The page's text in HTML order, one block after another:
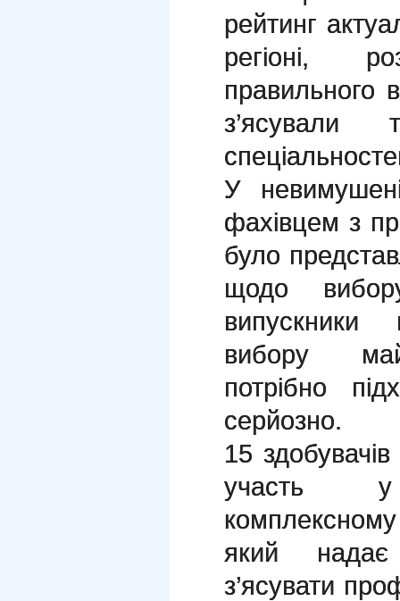
рейтинг
регіоні,
правильного
з’ясували
У
фахівцем з
було
щодо
вибору
потрібно
серйозно.
15
участь у
який надає
з’ясувати